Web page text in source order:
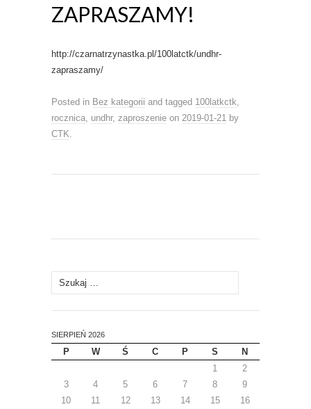
ZAPRASZAMY!
http://czarnatrzynastka.pl/100latctk/undhr-
zapraszamy/
Posted in Bez kategorii and tagged 100latkctk
rocznica undhr, zaproszenie on 2019-01-21 by
CTK
Szukaj:
SIERPIEŃ 2026
P W Ś C P S
N
1
2
3
4 5 6 7 8
9
10
11 12 13 14 15
16